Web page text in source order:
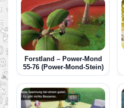
Forstland – Power-Mond
55-76 (Power-Mond-Stein)